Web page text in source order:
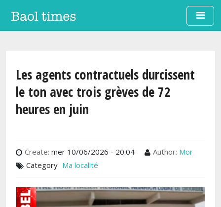
Aller au contenu principal
Les agents contractuels durcissent
le ton avec trois grèves de 72
heures en juin
Create: mer 10/06/2026 - 20:04 Author: Mor
Category Ma localité